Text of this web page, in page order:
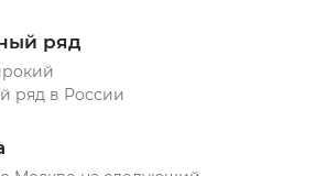
ряд
ряд в России